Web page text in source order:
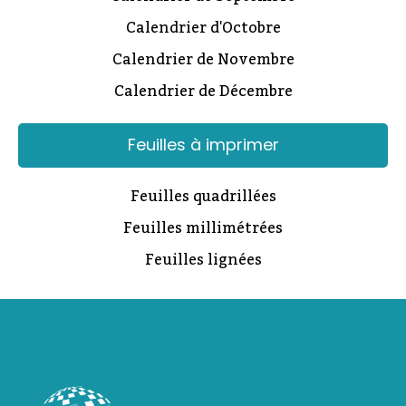
Calendrier d'Octobre
Calendrier de Novembre
Calendrier de Décembre
Feuilles à imprimer
Feuilles quadrillées
Feuilles millimétrées
Feuilles lignées